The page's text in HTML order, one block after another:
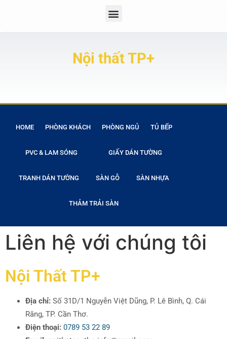
Nội thất TP+
HOME PHÒNG KHÁCH PHÒNG NGỦ TỦ BẾP
PVC & LAM SÓNG GIẤY DÁN TƯỜNG
TRANH DÁN TƯỜNG SÀN GỖ SÀN NHỰA
THẢM TRẢI SÀN
Liên hệ với chúng tôi
Nội Thất TP+
Địa chỉ: Số 31D/1 Nguyễn Việt Dũng, P. Lê Bình, Q. Cái
Răng, TP. Cần Thơ.
Điện thoại: 0789 53 22 89